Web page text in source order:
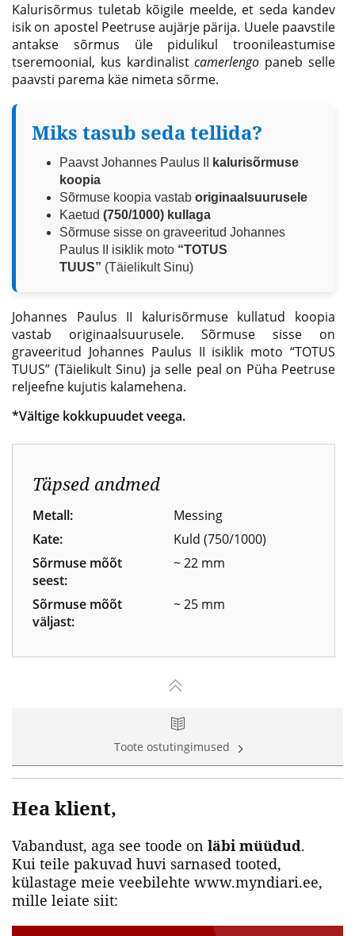
Kalurisõrmus tuletab kõigile meelde, et seda kandev
isik on apostel Peetruse aujärje pärija. Uuele paavstile
antakse sõrmus üle pidulikul troonileastumise
tseremoonial, kus kardinalistcamerlengo paneb selle
paavsti parema käe nimeta sõrme.
Miks tasub seda tellida?
Paavst Johannes Paulus II
kalurisõrmuse
koopia
Sõrmuse koopia vastab originaalsuurusele
Kaetud (750/1000) kullaga
Sõrmuse sisse on graveeritud Johannes
Paulus II isiklik moto “TOTUS
TUUS” (Täielikult Sinu)
Johannes Paulus II kalurisõrmuse kullatud koopia
vastab originaalsuurusele. Sõrmuse sisse on
graveeritud Johannes Paulus II isiklik moto “TOTUS
TUUS” (Täielikult Sinu) ja selle peal on Püha Peetruse
reljeefne kujutis kalamehena.
*Vältige kokkupuudet veega.
Täpsed andmed
Metall:
Messing
Kate:
Kuld (750/1000)
Sõrmuse mõõt
seest:
~ 22 mm
Sõrmuse mõõt
väljast:
~ 25 mm
Toote ostutingimused
Hea klient,
Vabandust, aga see toode on läbi müüdud.
Kui teile pakuvad huvi sarnased tooted,
külastage meie veebilehte www.myndiari.ee,
mille leiate siit: